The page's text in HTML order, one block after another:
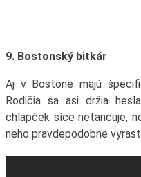
9. Bostonský bitkár
Aj v Bostone majú
Rodičia sa asi držia
chlapček síce netancuje,
neho pravdepodobne